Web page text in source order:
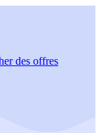
des offres